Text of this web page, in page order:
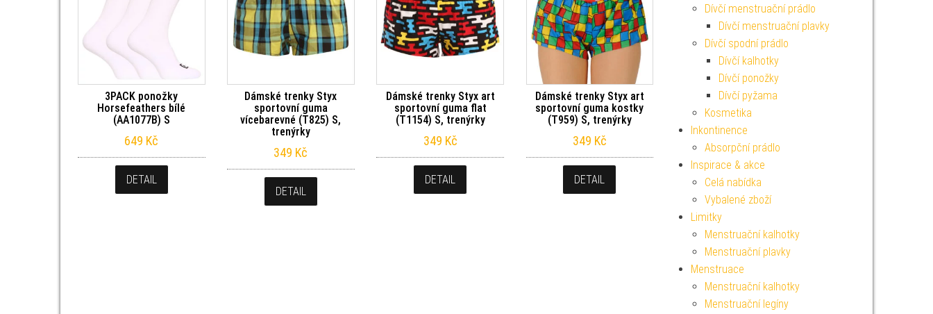
3PACK ponožky
Horsefeathers bílé
(AA1077B) S
649 Kč
DETAIL
Dámské trenky Styx
sportovní guma
vícebarevné (T825) S,
trenýrky
349 Kč
DETAIL
Dámské trenky Styx art
sportovní guma flat
(T1154) S, trenýrky
349 Kč
DETAIL
Dámské trenky Styx art
sportovní guma kostky
(T959) S, trenýrky
349 Kč
DETAIL
Dívčí menstruační prádlo
Dívčí menstruační plavky
Dívčí spodní prádlo
Dívčí kalhotky
Dívčí ponožky
Dívčí pyžama
Kosmetika
Inkontinence
Absorpční prádlo
Inspirace & akce
Celá nabídka
Vybalené zboží
Limitky
Menstruační kalhotky
Menstruační plavky
Menstruace
Menstruační kalhotky
Menstruační legíny